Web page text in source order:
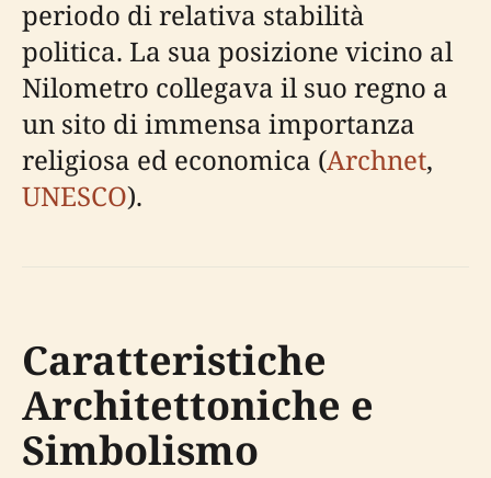
periodo di relativa stabilità
politica. La sua posizione vicino al
Nilometro collegava il suo regno a
un sito di immensa importanza
religiosa ed economica (Archnet,
UNESCO).
Caratteristiche
Architettoniche e
Simbolismo